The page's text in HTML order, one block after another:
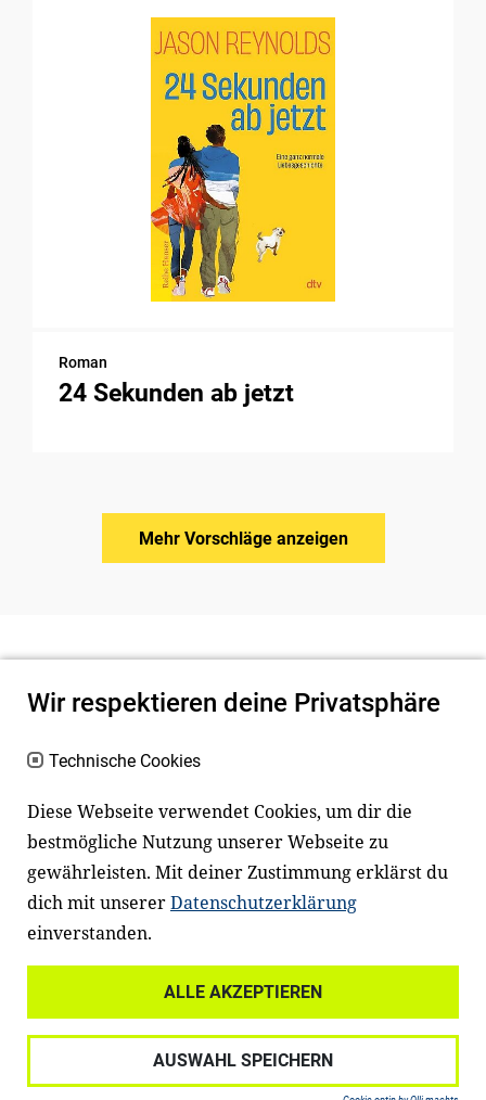
Roman
24 Sekunden ab jetzt
Mehr Vorschläge anzeigen
Newsletter
Facebook LinkedIn
Datenschutz
Haftungsausschluss
Impressum
Wir respektieren deine Privatsphäre
Technische Cookies
Diese Webseite verwendet Cookies, um dir die
bestmögliche Nutzung unserer Webseite zu
gewährleisten. Mit deiner Zustimmung erklärst du
dich mit unsererDatenschutzerklärung
einverstanden.
ALLE AKZEPTIEREN
AUSWAHL SPEICHERN